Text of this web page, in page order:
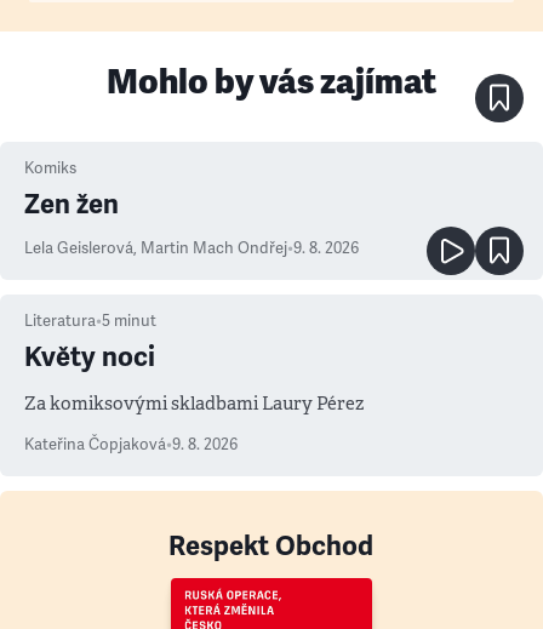
Mohlo by vás zajímat
Komiks
Zen žen
Lela Geislerová, Martin Mach Ondřej•9. 8. 2026
Literatura•5 minut
Květy noci
Za komiksovými skladbami Laury Pérez
Kateřina Čopjaková•9. 8. 2026
Respekt Obchod